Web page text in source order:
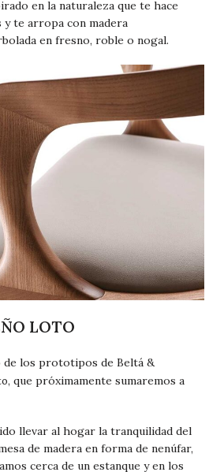
en la naturaleza que te hace
te arropa con madera
en fresno, roble o nogal.
LOTO
de los prototipos de Beltá &
, que próximamente sumaremos a
llevar al hogar la tranquilidad del
de madera en forma de nenúfar,
cerca de un estanque y en los